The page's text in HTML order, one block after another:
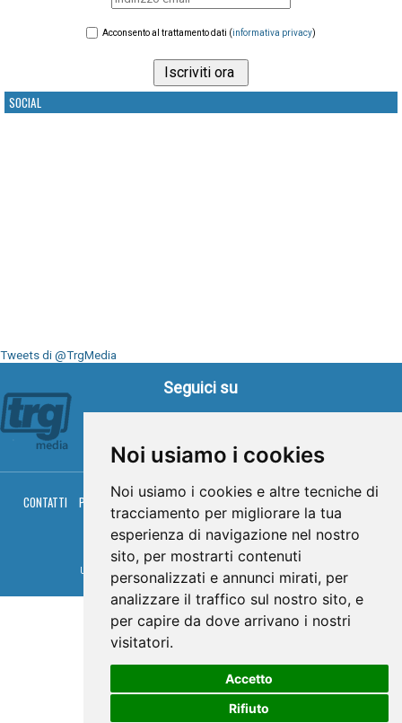
Noi usiamo i cookies
Noi usiamo i cookies e altre tecniche di
tracciamento per migliorare la tua
esperienza di navigazione nel nostro
sito, per mostrarti contenuti
personalizzati e annunci mirati, per
analizzare il traffico sul nostro sito, e
per capire da dove arrivano i nostri
visitatori.
Accetto
Rifiuto
Acconsento al trattamento dati (informativa privacy)
SOCIAL
Tweets di @TrgMedia
Seguici su
CONTATTI PRIVACY COOKIES PALINSESTO DIRETTA TV
DIRETTA RADIO
RGM HITRADIO
© TRG Media 2005-2026
Umbria Televisioni s.r.l. - P.I.00496230541 - www.trgmedia.it